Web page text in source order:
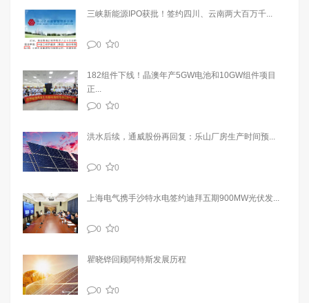
三峡新能源IPO获批！签约四川、云南两大百万千...
0 0
182组件下线！晶澳年产5GW电池和10GW组件项目
正...
0
0
洪水后续，通威股份再回复：乐山厂房生产时间预...
0 0
上海电气携手沙特水电签约迪拜五期900MW光伏发...
0 0
瞿晓铧回顾阿特斯发展历程
0 0